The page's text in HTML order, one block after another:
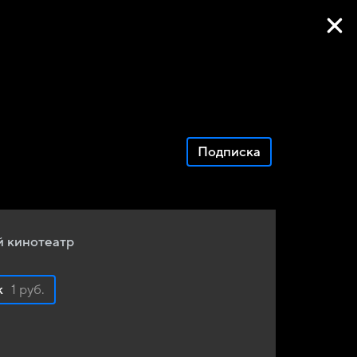
Подписка
кинотеатр
1 руб.